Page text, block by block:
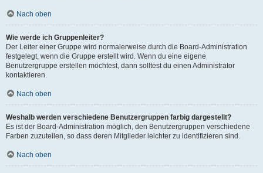
Nach oben
Wie werde ich Gruppenleiter?
Der Leiter einer Gruppe wird normalerweise durch die Board-Administration
festgelegt, wenn die Gruppe erstellt wird. Wenn du eine eigene
Benutzergruppe erstellen möchtest, dann solltest du einen Administrator
kontaktieren.
Nach oben
Weshalb werden verschiedene Benutzergruppen farbig dargestellt?
Es ist der Board-Administration möglich, den Benutzergruppen verschiedene
Farben zuzuteilen, so dass deren Mitglieder leichter zu identifizieren sind.
Nach oben